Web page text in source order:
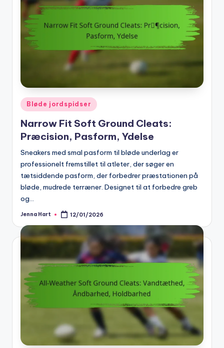
Posted
in
Bløde jordspidser
Narrow Fit Soft Ground Cleats:
Præcision, Pasform, Ydelse
Sneakers med smal pasform til bløde underlag er
professionelt fremstillet til atleter, der søger en
tætsiddende pasform, der forbedrer præstationen på
bløde, mudrede terræner. Designet til at forbedre greb
og…
Posted
Jenna Hart 12/01/2026